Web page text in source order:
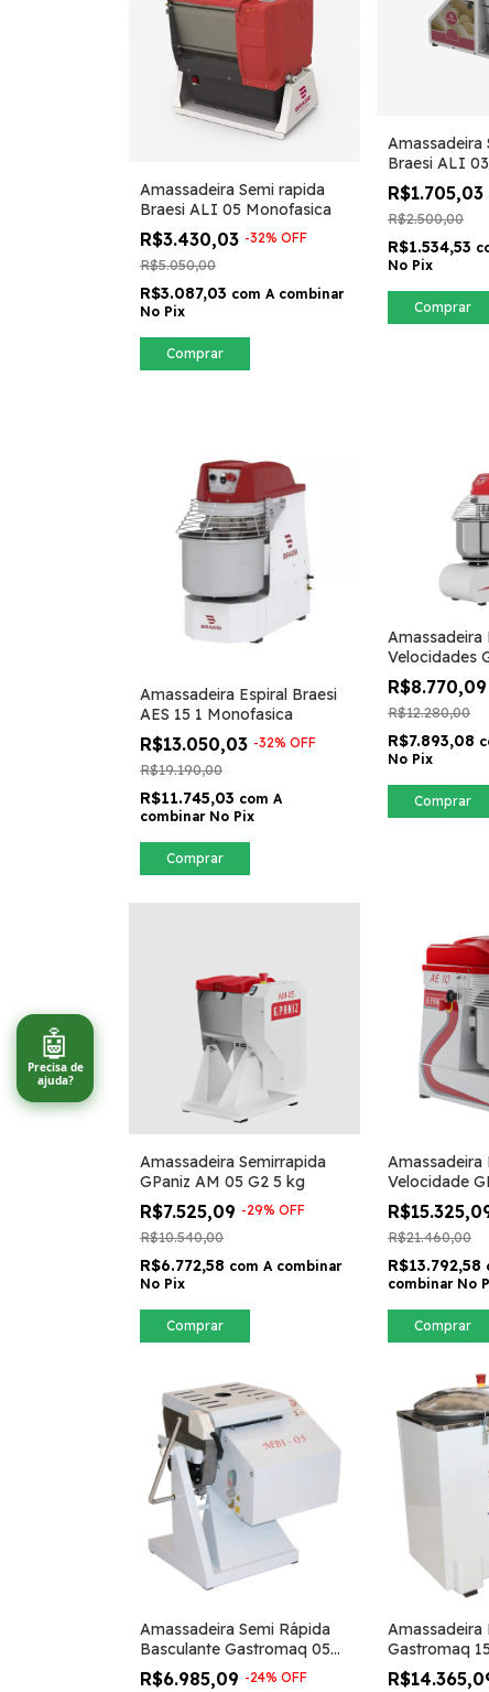
Amassadeira Semi rapida
Braesi ALI 05 Monofasica
R$3.430,03 -32% OFF
R$5.050,00
R$3.087,03 com A combinar
No Pix
Comprar
Amassadeira
Braesi ALI
Monofasica
R$1.705,03
R$2.500,00
R$1.534,53
No Pix
Comprar
Amassadeira Espiral Braesi
AES 15 1 Monofasica
R$13.050,03 -32% OFF
R$19.190,00
R$11.745,03 com A
combinar No Pix
Comprar
Amassadeira
Velocidades
AE03
R$8.770,09
R$12.280,00
R$7.893,08
No Pix
Comprar
Amassadeira Semirrapida
GPaniz AM 05 G2 5 kg
R$7.525,09 -29% OFF
R$10.540,00
R$6.772,58 com A combinar
No Pix
Comprar
Amassadeira
Velocidade
AE10L
R$21.460,00
R$13.792,58
combinar No
Comprar
Amassadeira Semi Rápida
Basculante Gastromaq 05
Kilos MBI05
R$6.985,09 -24% OFF
Amassadeira
Gastromaq
🤖
Precisa de
ajuda?